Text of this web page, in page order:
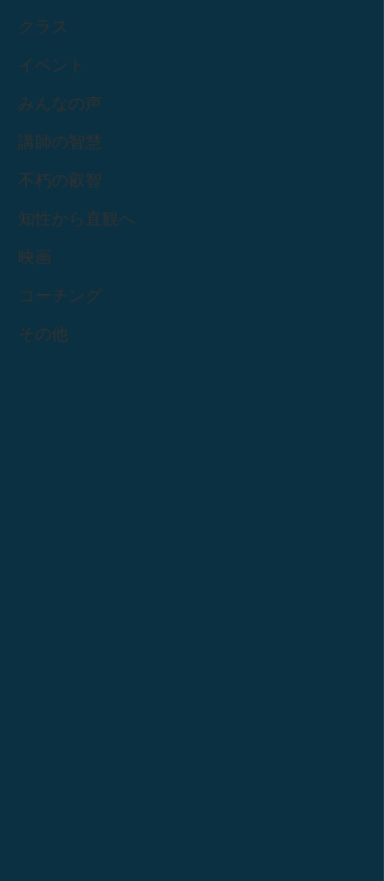
クラス
イベント
みんなの声
講師の智慧
不朽の叡智
知性から直観へ
映画
コーチング
その他